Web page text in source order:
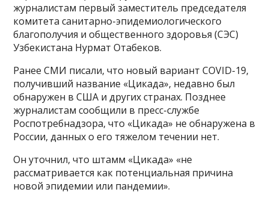
журналистам первый заместитель председателя
комитета санитарно-эпидемиологического
благополучия и общественного здоровья (СЭС)
Узбекистана Нурмат Отабеков.
Ранее СМИ писали, что новый вариант COVID-19,
получивший название «Цикада», недавно был
обнаружен в США и других странах. Позднее
журналистам сообщили в пресс-службе
Роспотребнадзора, что «Цикада» не обнаружена в
России, данных о его тяжелом течении нет.
Он уточнил, что штамм «Цикада» «не
рассматривается как потенциальная причина
новой эпидемии или пандемии».